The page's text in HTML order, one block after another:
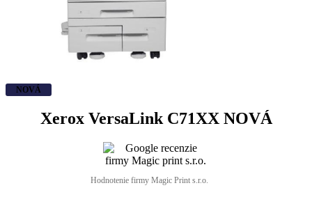
NOVÁ
Xerox VersaLink C71XX NOVÁ
Hodnotenie firmy Magic Print s.r.o.